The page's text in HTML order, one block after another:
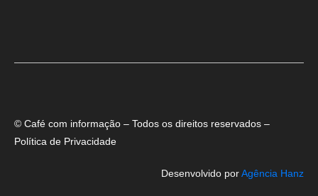
© Café com informação – Todos os direitos reservados –
Política de Privacidade
Desenvolvido porAgência Hanz